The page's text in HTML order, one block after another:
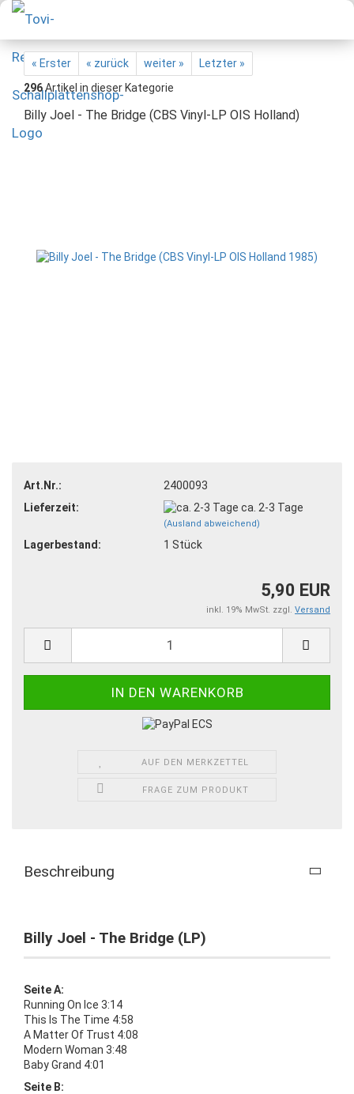
« Erster « zurück weiter »
Letzter »
296Artikel in dieser Kategorie
Billy Joel - The Bridge (CBS Vinyl-LP OIS Holland)
Art.Nr.:
2400093
Lieferzeit:
ca. 2-3 Tage
(Ausland abweichend)
Lagerbestand: 1 Stück
5,90 EUR
inkl. 19% MwSt. zzgl. Versand
AUF DEN MERKZETTEL
FRAGE ZUM PRODUKT
Beschreibung
Billy Joel - The Bridge (LP)
Seite A:
Running On Ice 3:14
This Is The Time 4:58
A Matter Of Trust 4:08
Modern Woman 3:48
Baby Grand 4:01
Seite B: